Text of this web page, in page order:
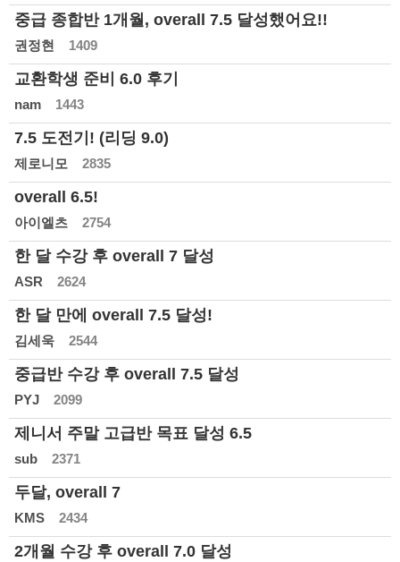
중급 종합반 1개월, overall 7.5 달성했어요!!
권정현 1409
교환학생 준비 6.0 후기
nam 1443
7.5 도전기! (리딩 9.0)
제로니모 2835
overall 6.5!
아이엘츠 2754
한 달 수강 후 overall 7 달성
ASR 2624
한 달 만에 overall 7.5 달성!
김세욱 2544
중급반 수강 후 overall 7.5 달성
PYJ 2099
제니서 주말 고급반 목표 달성 6.5
sub 2371
두달, overall 7
KMS 2434
2개월 수강 후 overall 7.0 달성